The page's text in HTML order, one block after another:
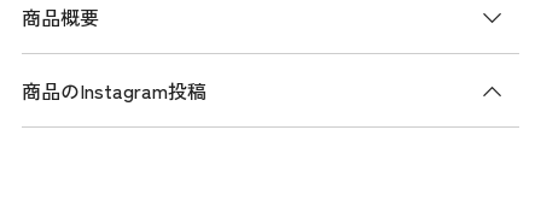
商品概要
商品説明
商品のInstagram投稿